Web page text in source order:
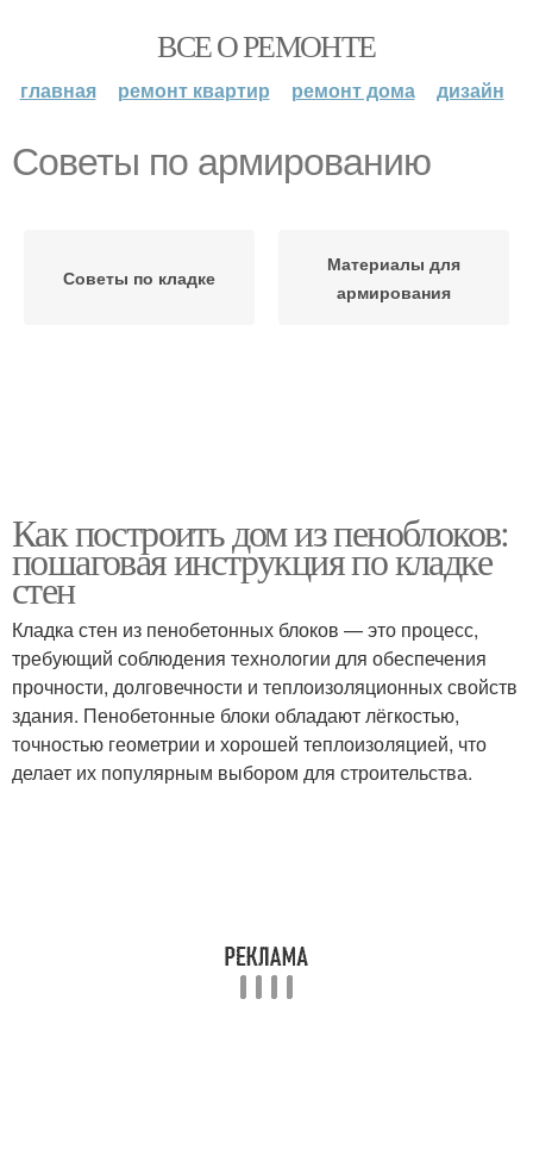
ВСЕ О РЕМОНТЕ
главная ремонт квартир ремонт дома дизайн
Советы по армированию
Советы по кладке
Материалы для
армирования
Как построить дом из пеноблоков:
пошаговая инструкция по кладке
стен
Кладка стен из пенобетонных блоков — это процесс,
требующий соблюдения технологии для обеспечения
прочности, долговечности и теплоизоляционных свойств
здания. Пенобетонные блоки обладают лёгкостью,
точностью геометрии и хорошей теплоизоляцией, что
делает их популярным выбором для строительства.